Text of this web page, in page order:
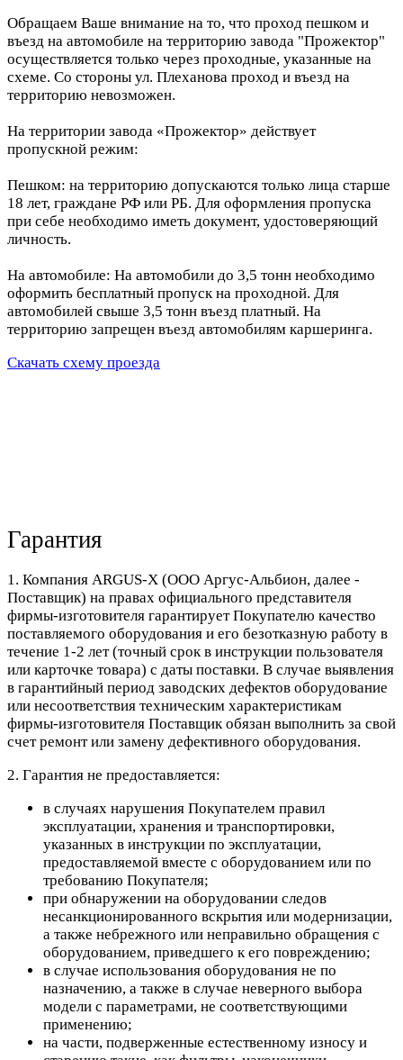
Обращаем Ваше внимание на то, что проход пешком и
въезд на автомобиле на территорию завода "Прожектор"
осуществляется только через проходные, указанные на
схеме. Со стороны ул. Плеханова проход и въезд на
территорию невозможен.
На территории завода «Прожектор» действует
пропускной режим:
Пешком: на территорию допускаются только лица старше
18 лет, граждане РФ или РБ. Для оформления пропуска
при себе необходимо иметь документ, удостоверяющий
личность.
На автомобиле: На автомобили до 3,5 тонн необходимо
оформить бесплатный пропуск на проходной. Для
автомобилей свыше 3,5 тонн въезд платный. На
территорию запрещен въезд автомобилям каршеринга.
Скачать схему проезда
Гарантия
1. Компания ARGUS-X (ООО Аргус-Альбион, далее -
Поставщик) на правах официального представителя
фирмы-изготовителя гарантирует Покупателю качество
поставляемого оборудования и его безотказную работу в
течение 1-2 лет (точный срок в инструкции пользователя
или карточке товара) с даты поставки. В случае выявления
в гарантийный период заводских дефектов оборудование
или несоответствия техническим характеристикам
фирмы-изготовителя Поставщик обязан выполнить за свой
счет ремонт или замену дефективного оборудования.
2. Гарантия не предоставляется:
в случаях нарушения Покупателем правил
эксплуатации, хранения и транспортировки,
указанных в инструкции по эксплуатации,
предоставляемой вместе с оборудованием или по
требованию Покупателя;
при обнаружении на оборудовании следов
несанкционированного вскрытия или модернизации,
а также небрежного или неправильно обращения с
оборудованием, приведшего к его повреждению;
в случае использования оборудования не по
назначению, а также в случае неверного выбора
модели с параметрами, не соответствующими
применению;
на части, подверженные естественному износу и